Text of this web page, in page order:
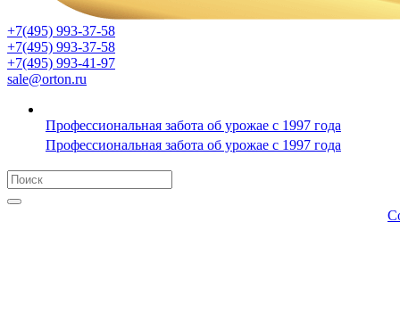
+7(495) 993-37-58
+7(495) 993-37-58
+7(495) 993-41-97
sale@orton.ru
Профессиональная забота об урожае с 1997 года
Профессиональная забота об урожае с 1997 года